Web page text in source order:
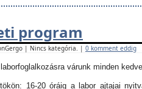
program
| Nincs kategória. | 0 komment eddig
várunk minden
16-20 óráig a labor ajtajai